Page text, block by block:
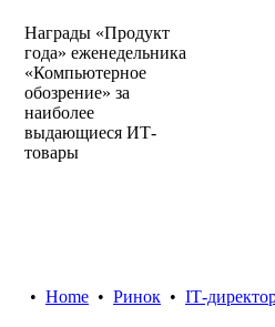
Награды «Продукт
года» еженедельника
«Компьютерное
обозрение» за
наиболее
выдающиеся ИТ-
товары
• Home • Ринок • IТ-